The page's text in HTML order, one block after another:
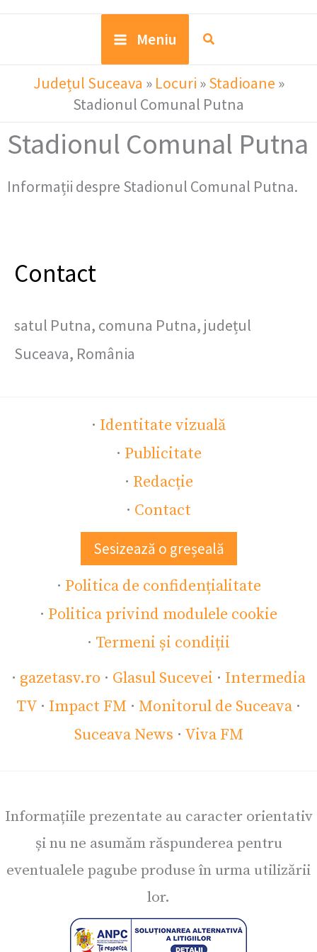
Meniu
Județul Suceava » Locuri »Stadioane »
Stadionul Comunal Putna
Stadionul Comunal Putna
Informații despre Stadionul Comunal Putna.
Contact
satul Putna, comuna Putna, județul
Suceava, România
· Identitate vizuală
· Publicitate
· Redacție
· Contact
Sesizează o greșeală
· Politica de confidențialitate
· Politica privind modulele cookie
· Termeni și condiții
· gazetasv.ro · Glasul Sucevei · Intermedia
TV · Impact FM · Monitorul de Suceava ·
Suceava News · Viva FM
Informațiile prezentate au caracter orientativ
și nu ne asumăm răspunderea pentru
eventualele pagube produse în urma utilizării
lor.